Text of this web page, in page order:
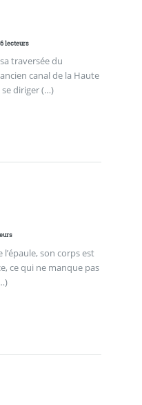
lecteurs
traversée du
canal de la Haute
se diriger (…)
son corps est
ce qui ne manque pas